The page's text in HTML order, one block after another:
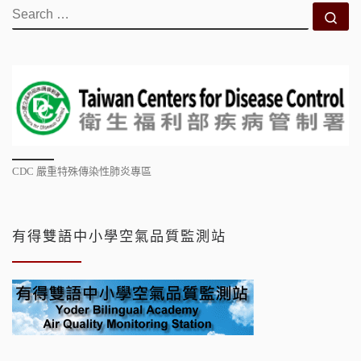
SEARCH
CDC 嚴重特殊傳染性肺炎專區
有得雙語中小學空氣品質監測站